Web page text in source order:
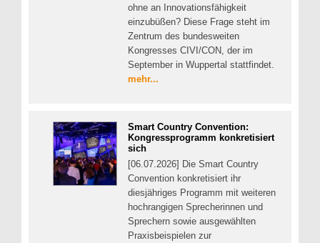
ohne an Innovationsfähigkeit
einzubüßen? Diese Frage steht im
Zentrum des bundesweiten
Kongresses CIVI/CON, der im
September in Wuppertal stattfindet.
mehr...
Smart Country Convention:
Kongressprogramm konkretisiert
sich
[06.07.2026] Die Smart Country
Convention konkretisiert ihr
diesjähriges Programm mit weiteren
hochrangigen Sprecherinnen und
Sprechern sowie ausgewählten
Praxisbeispielen zur